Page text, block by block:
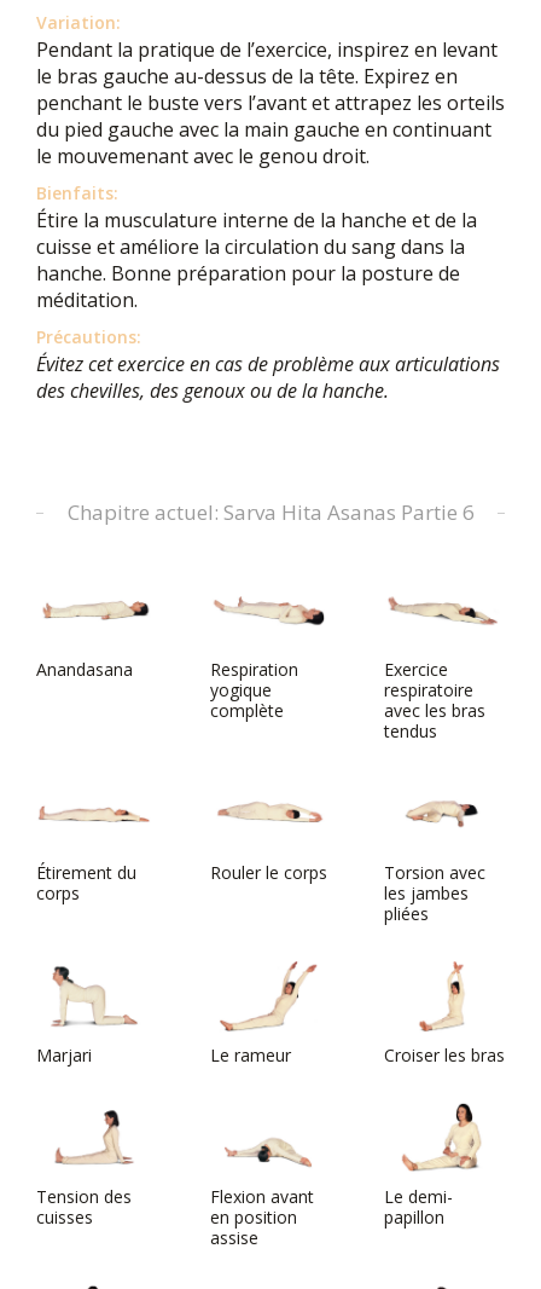
Variation:
Pendant la pratique de l’exercice, inspirez en levant
le bras gauche au-dessus de la tête. Expirez en
penchant le buste vers l’avant et attrapez les orteils
du pied gauche avec la main gauche en continuant
le mouvemenant avec le genou droit.
Bienfaits:
Étire la musculature interne de la hanche et de la
cuisse et améliore la circulation du sang dans la
hanche. Bonne préparation pour la posture de
méditation.
Précautions:
Évitez cet exercice en cas de problème aux articulations
des chevilles, des genoux ou de la hanche.
Chapitre actuel: Sarva Hita Asanas Partie 6
Anandasana
Respiration
yogique
complète
Exercice
respiratoire
avec les bras
tendus
Étirement du
corps
Rouler le corps
Torsion avec
les jambes
pliées
Marjari Le rameur Croiser les bras
Tension des
cuisses
Flexion avant
en position
assise
Le demi-
papillon